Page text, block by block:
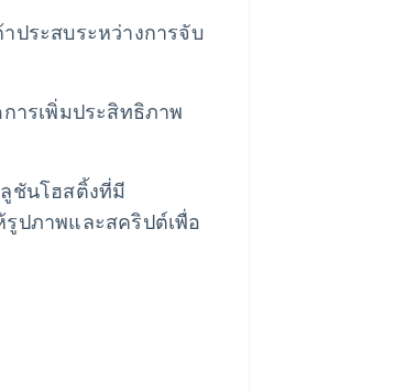
ประสบระหว่างการจับ
ารเพิ่มประสิทธิภาพ
ชันโฮสติ้งที่มี
รูปภาพและสคริปต์เพื่อ